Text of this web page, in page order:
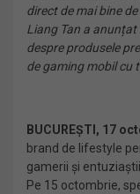
direct de mai bine
Liang Tan a
despre produsele
de gaming mobil cu
BUCUREȘTI, 17
brand de lifestyle
gamerii și
Pe 15 octombrie,